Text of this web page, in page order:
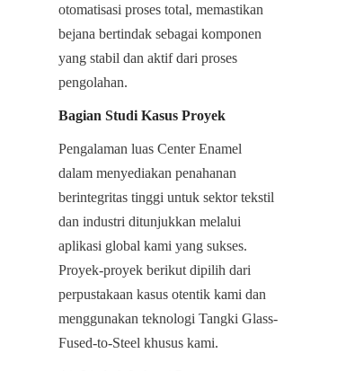
otomatisasi proses total, memastikan
bejana bertindak sebagai komponen
yang stabil dan aktif dari proses
pengolahan.
Bagian Studi Kasus Proyek
Pengalaman luas Center Enamel
dalam menyediakan penahanan
berintegritas tinggi untuk sektor tekstil
dan industri ditunjukkan melalui
aplikasi global kami yang sukses.
Proyek-proyek berikut dipilih dari
perpustakaan kasus otentik kami dan
menggunakan teknologi Tangki Glass-
Fused-to-Steel khusus kami.